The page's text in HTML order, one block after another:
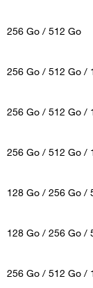
256 Go / 512 Go
256 Go / 512 Go /
256 Go / 512 Go /
256 Go / 512 Go /
128 Go / 256 Go /
128 Go / 256 Go /
256 Go / 512 Go /